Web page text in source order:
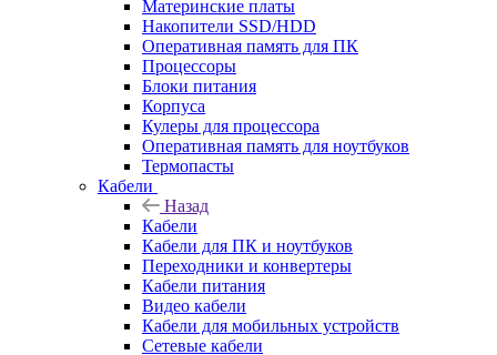
Материнские платы
Накопители SSD/HDD
Оперативная память для ПК
Процессоры
Блоки питания
Корпуса
Кулеры для процессора
Оперативная память для ноутбуков
Термопасты
Кабели
Назад
Кабели
Кабели для ПК и ноутбуков
Переходники и конвертеры
Кабели питания
Видео кабели
Кабели для мобильных устройств
Сетевые кабели